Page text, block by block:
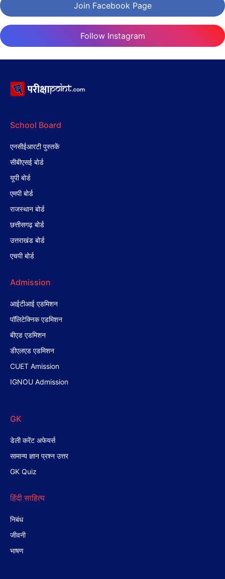
Join Facebook Page
Follow Instagram
School Board
एनसीईआरटी पुस्तकें
सीबीएसई बोर्ड
यूपी बोर्ड
एमपी बोर्ड
राजस्थान बोर्ड
छत्तीसगढ़ बोर्ड
उत्तराखंड बोर्ड
एचपी बोर्ड
Admission
आईटीआई एडमिशन
पॉलिटेक्निक एडमिशन
बीएड एडमिशन
डीएलएड एडमिशन
CUET Amission
IGNOU Admission
GK
डेली करेंट अफेयर्स
सामान्य ज्ञान प्रश्न उत्तर
GK Quiz
हिंदी साहित्य
निबंध
जीवनी
भाषण